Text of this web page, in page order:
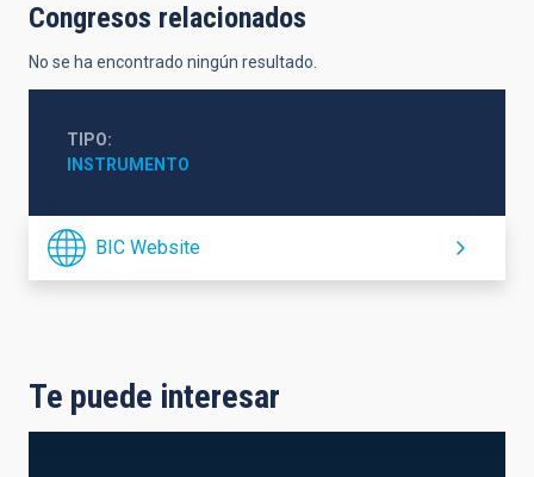
Congresos relacionados
No se ha encontrado ningún resultado.
TIPO
INSTRUMENTO
BIC Website
Te puede interesar